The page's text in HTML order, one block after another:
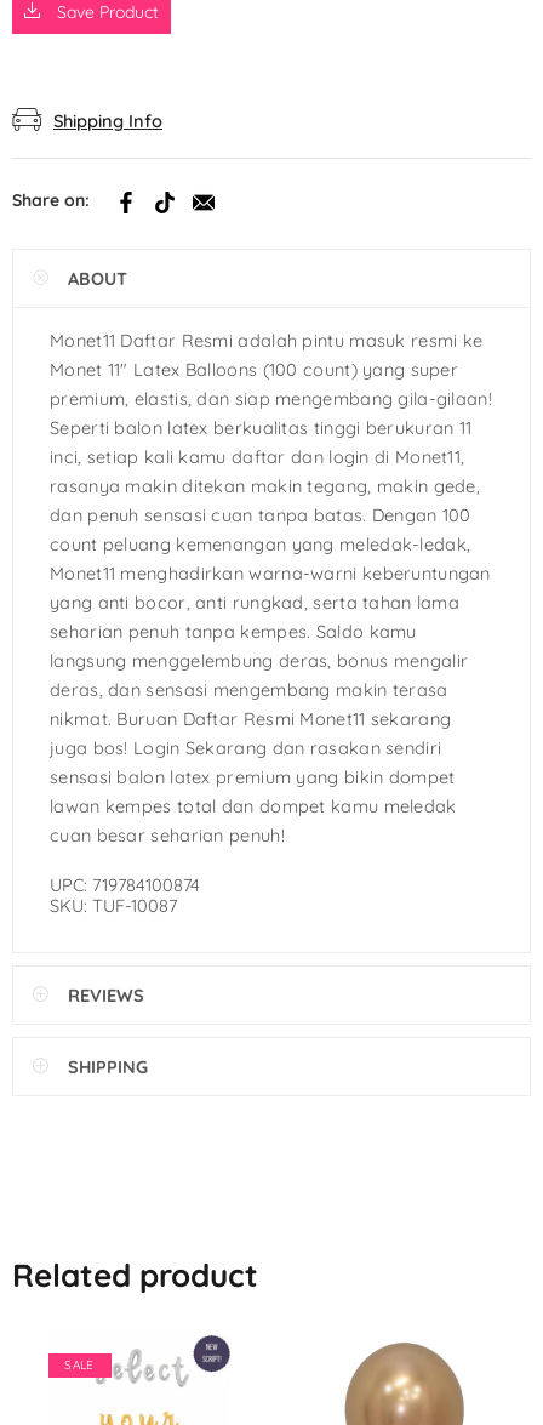
Save Product
Shipping Info
Share on:
ABOUT
Monet11 Daftar Resmi adalah pintu masuk resmi ke
Monet 11″ Latex Balloons (100 count) yang super
premium, elastis, dan siap mengembang gila-gilaan!
Seperti balon latex berkualitas tinggi berukuran 11
inci, setiap kali kamu daftar dan login di Monet11,
rasanya makin ditekan makin tegang, makin gede,
dan penuh sensasi cuan tanpa batas. Dengan 100
count peluang kemenangan yang meledak-ledak,
Monet11 menghadirkan warna-warni keberuntungan
yang anti bocor, anti rungkad, serta tahan lama
seharian penuh tanpa kempes. Saldo kamu
langsung menggelembung deras, bonus mengalir
deras, dan sensasi mengembang makin terasa
nikmat. Buruan Daftar Resmi Monet11 sekarang
juga bos! Login Sekarang dan rasakan sendiri
sensasi balon latex premium yang bikin dompet
lawan kempes total dan dompet kamu meledak
cuan besar seharian penuh!
UPC: 719784100874
SKU: TUF-10087
REVIEWS
SHIPPING
Related product
SALE